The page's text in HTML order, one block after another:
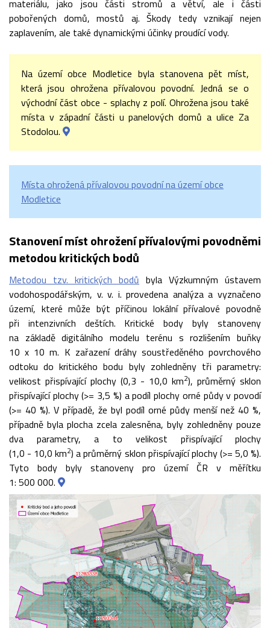
materiálu, jako jsou části stromů a větví, ale i části
pobořených domů, mostů aj. Škody tedy vznikají nejen
zaplavením, ale také dynamickými účinky proudící vody.
Na území obce Modletice byla stanovena pět míst,
která jsou ohrožena přívalovou povodní. Jedná se o
východní část obce - splachy z polí. Ohrožena jsou také
místa v západní části u panelových domů a ulice Za
Stodolou.
Místa ohrožená přívalovou povodní na území obce
Modletice
Stanovení míst ohrožení přívalovými povodněmi
metodou kritických bodů
Metodou tzv. kritických bodů byla Výzkumným ústavem
vodohospodářským, v. v. i. provedena analýza a vyznačeno
území, které může být příčinou lokální přívalové povodně
při intenzivních deštích. Kritické body byly stanoveny
na základě digitálního modelu terénu s rozlišením buňky
10 x 10 m. K zařazení dráhy soustředěného povrchového
odtoku do kritického bodu byly zohledněny tři parametry:
velikost přispívající plochy (0,3 - 10,0 km2), průměrný sklon
přispívající plochy (>= 3,5 %) a podíl plochy orné půdy v povodí
(>= 40 %). V případě, že byl podíl orné půdy menší než 40 %,
případně byla plocha zcela zalesněna, byly zohledněny pouze
dva parametry, a to velikost přispívající plochy
(1,0 - 10,0 km2) a průměrný sklon přispívající plochy (>= 5,0 %).
Tyto body byly stanoveny pro území ČR v měřítku
1: 500 000.